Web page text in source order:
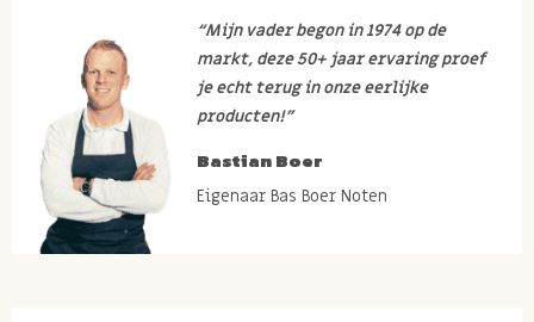
“Mijn vader begon in 1974 op de
markt, deze 50+ jaar ervaring proef
je echt terug in onze eerlijke
producten!”
Bastian Boer
Eigenaar Bas Boer Noten